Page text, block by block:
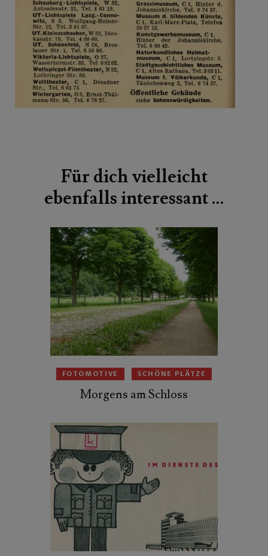
Für dich vielleicht
ebenfalls interessant …
FOTOMOTIVE SCHÖNE PLÄTZE
Morgens am Schloss